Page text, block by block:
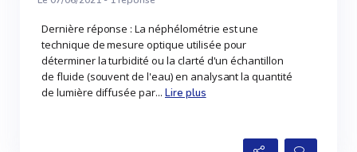
Dernière réponse : La néphélométrie est une
technique de mesure optique utilisée pour
déterminer la turbidité ou la clarté d'un échantillon
de fluide (souvent de l'eau) en analysant la quantité
de lumière diffusée par... Lire plus